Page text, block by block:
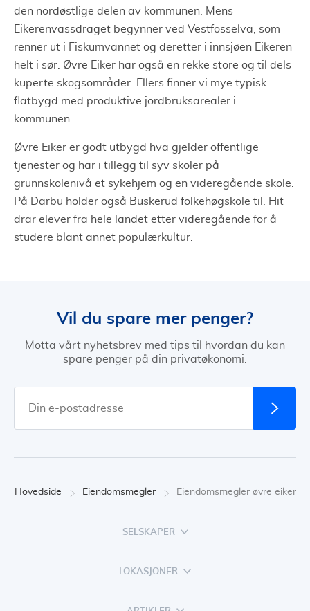
den nordøstlige delen av kommunen. Mens
Eikerenvassdraget begynner ved Vestfosselva, som
renner ut i Fiskumvannet og deretter i innsjøen Eikeren
helt i sør. Øvre Eiker har også en rekke store og til dels
kuperte skogsområder. Ellers finner vi mye typisk
flatbygd med produktive jordbruksarealer i
kommunen.
Øvre Eiker er godt utbygd hva gjelder offentlige
tjenester og har i tillegg til syv skoler på
grunnskolenivå et sykehjem og en videregående skole.
På Darbu holder også Buskerud folkehøgskole til. Hit
drar elever fra hele landet etter videregående for å
studere blant annet populærkultur.
Vil du spare mer penger?
Motta vårt nyhetsbrev med tips til hvordan du kan
spare penger på din privatøkonomi.
Hovedside Eiendomsmegler Eiendomsmegler øvre eiker
SELSKAPER
LOKASJONER